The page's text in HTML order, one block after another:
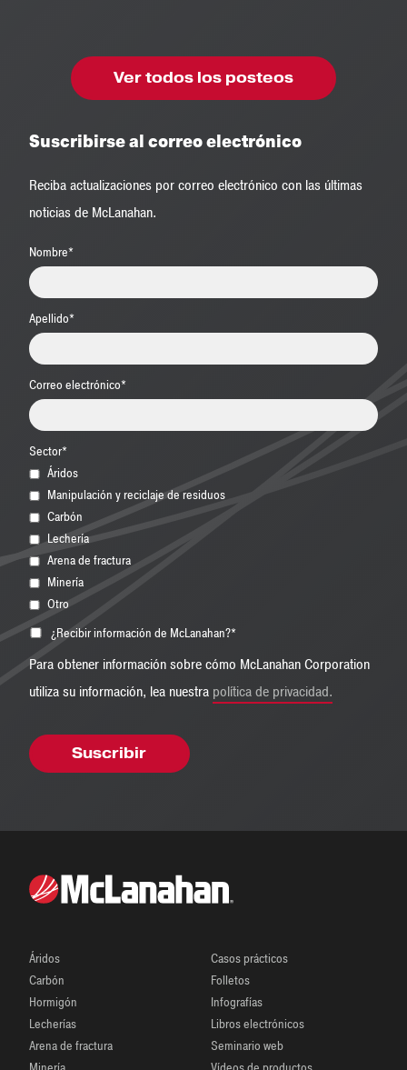
Ver todos los posteos
Suscribirse al correo electrónico
Reciba actualizaciones por correo electrónico con las últimas
noticias de McLanahan.
Nombre*
Apellido*
Correo electrónico*
Sector*
Áridos
Manipulación y reciclaje de residuos
Carbón
Lechería
Arena de fractura
Minería
Otro
¿Recibir información de McLanahan?*
Para obtener información sobre cómo McLanahan Corporation
utiliza su información, lea nuestra política de privacidad.
Áridos
Carbón
Hormigón
Lecherías
Arena de fractura
Casos prácticos
Folletos
Infografías
Libros electrónicos
Seminario web